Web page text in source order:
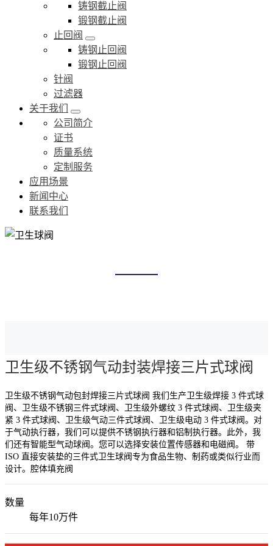
铸钢截止阀
锻钢截止阀
止回阀
铸钢止回阀
锻钢止回阀
针阀
过滤器
关于我们
公司简介
证书
质量系统
定制服务
应用场景
新闻中心
联系我们
卫生级不锈钢气动封装焊接三片式球阀
卫生级不锈钢气动包封焊接三片式球阀 我们生产卫生级焊接 3 件式球
阀、卫生级不锈钢三件式球阀、卫生级外螺纹 3 件式球阀、卫生级夹
紧 3 件式球阀、卫生级气动三件式球阀、卫生级电动 3 件式球阀。对
于气动执行器，我们可以提供不锈钢执行器和铝制执行器。此外，我
们还有智能型气动球阀。您可以选择安装位置传感器和电磁阀。 带
ISO 直接安装垫的三件式卫生球阀专为食品生物、制药或类似行业而
设计。腔体填充阀
数量
每年10万件